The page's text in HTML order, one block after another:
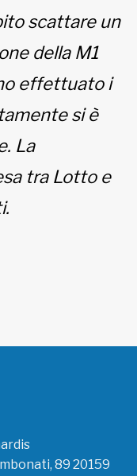
scattare un
della M1
effettuato i
si è
La
tra Lotto e
89 20159